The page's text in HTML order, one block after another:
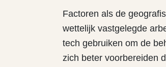
Factoren als de
wettelijk vastgelegde
tech gebruiken om de
zich beter voorbereiden